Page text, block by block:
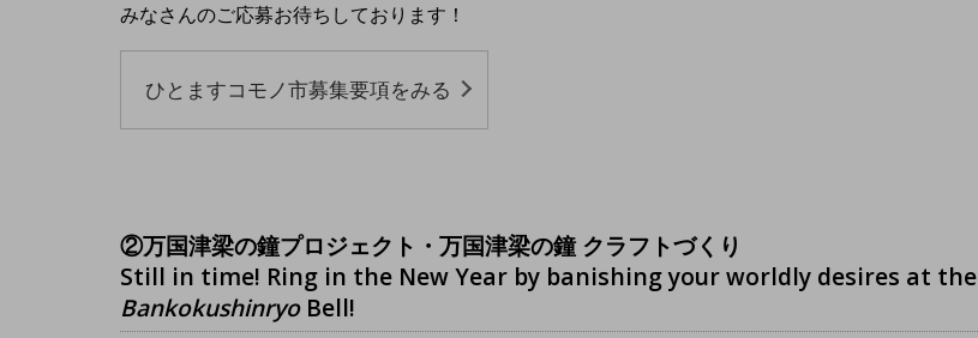
みなさんのご応募お待ちしております！
ひとますコモノ市募集要項をみる
②万国津梁の鐘プロジェクト・万国津梁の鐘 クラフトづくり
Still in time! Ring in the New Year by banishing your worldly desires at the
BankokushinryoBell!